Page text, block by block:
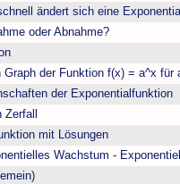
ändert sich eine
oder Abnahme?
der Funktion f(x) = a^x für
der Exponentialfunktion
mit Lösungen
Wachstum -